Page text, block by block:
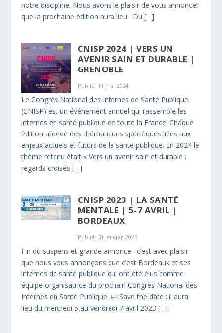
notre discipline. Nous avons le plaisir de vous annoncer
que la prochaine édition aura lieu : Du […]
CNISP 2024 | VERS UN
AVENIR SAIN ET DURABLE |
GRENOBLE
Publié: 11 mai 2024
Le Congrès National des Internes de Santé Publique
(CNISP) est un événement annuel qui rassemble les
internes en santé publique de toute la France. Chaque
édition aborde des thématiques spécifiques liées aux
enjeux actuels et futurs de la santé publique. En 2024 le
thème retenu était « Vers un avenir sain et durable :
regards croisés […]
CNISP 2023 | LA SANTÉ
MENTALE | 5-7 AVRIL |
BORDEAUX
Publié: 31 janvier 2023
Fin du suspens et grande annonce : c’est avec plaisir
que nous vous annonçons que c’est Bordeaux et ses
internes de santé publique qui ont été élus comme
équipe organisatrice du prochain Congrès National des
Internes en Santé Publique. 📅 Save the date : il aura
lieu du mercredi 5 au vendredi 7 avril 2023 […]